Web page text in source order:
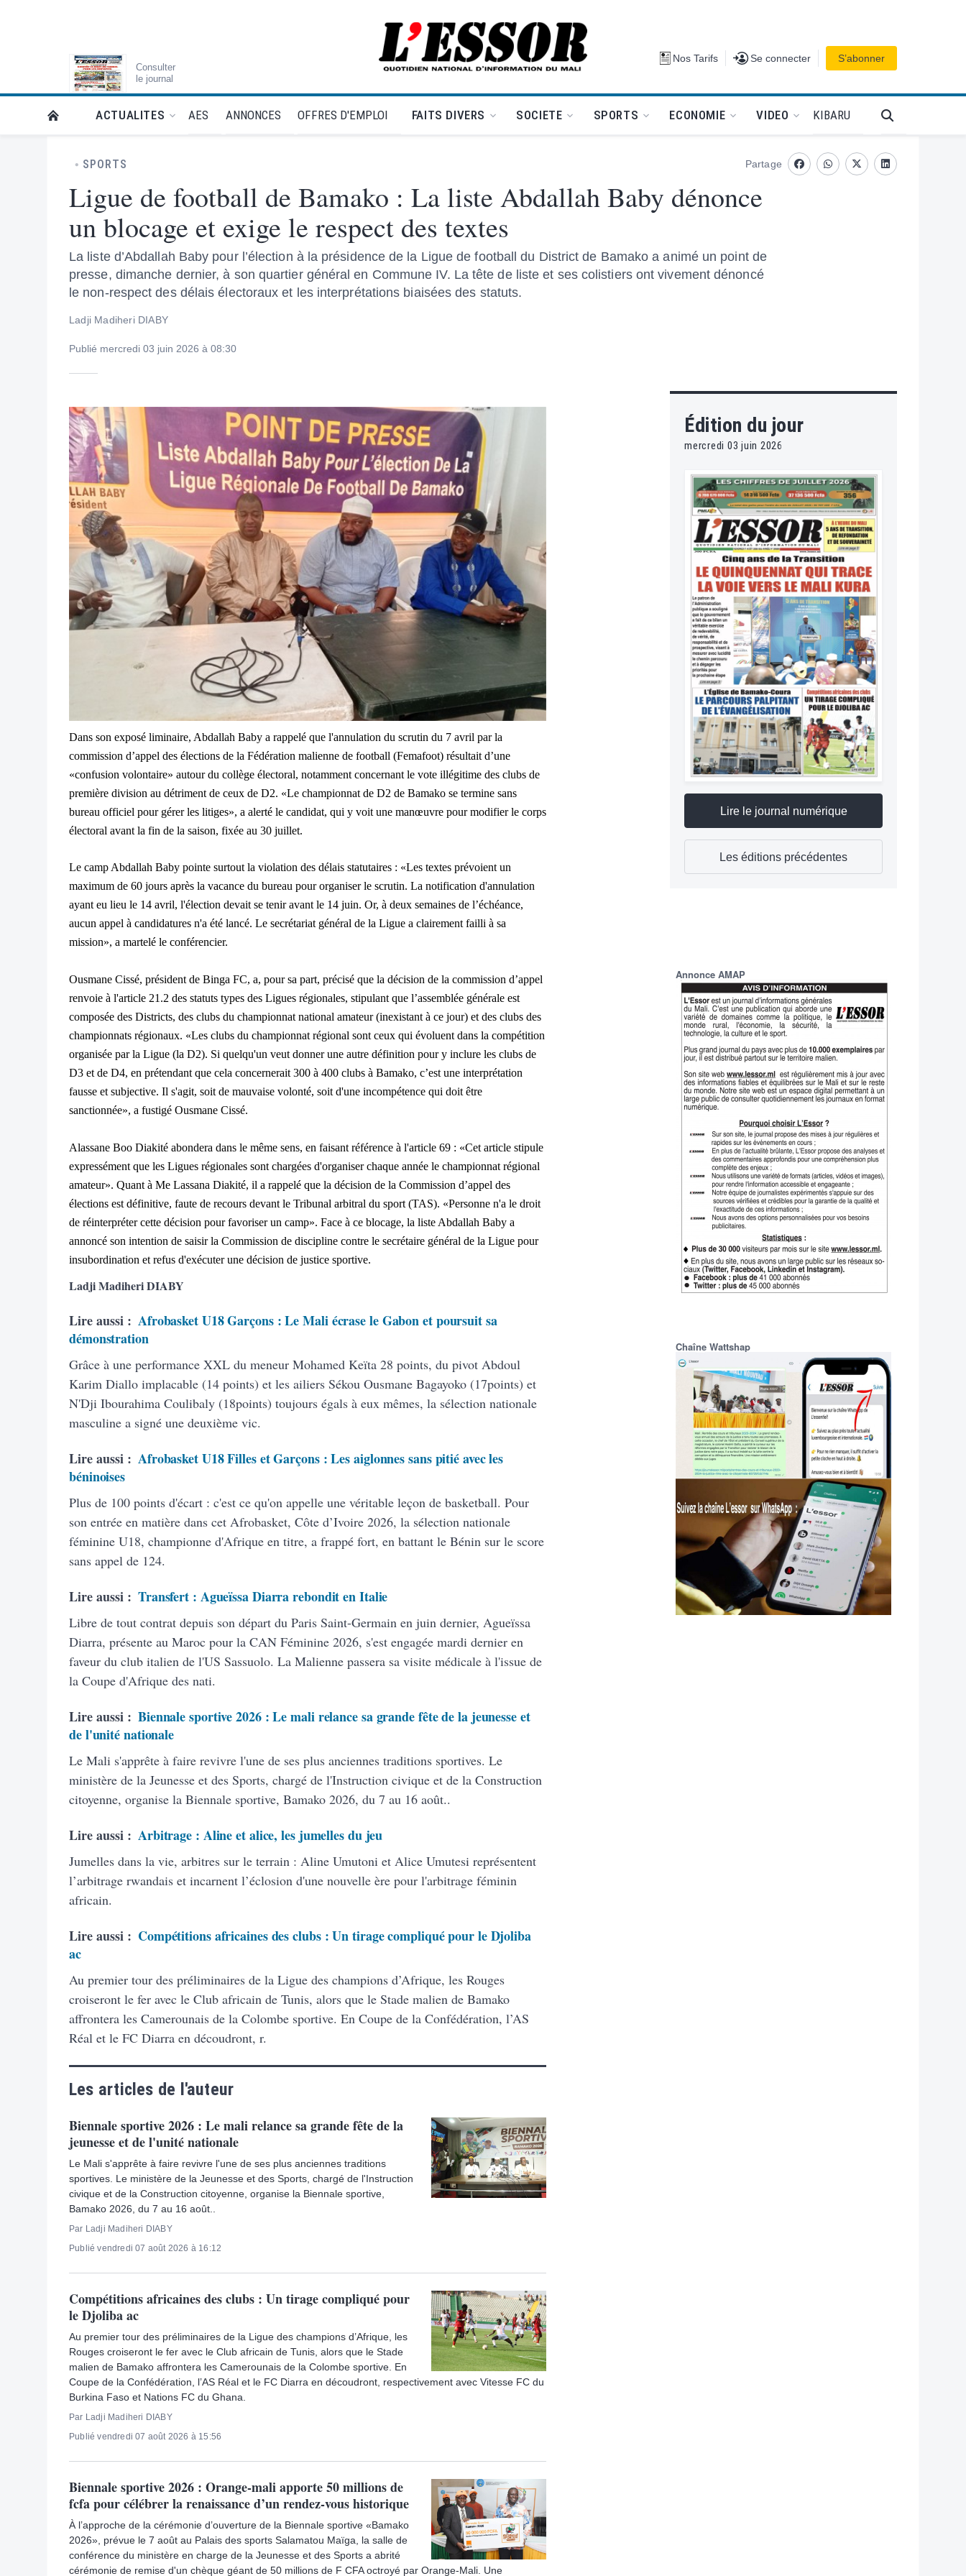
Consulter
le journal
L'Essor - retour à la une Nos Tarifs Se connecter
Se connecter S’abonner
RETOUR À LA PAGE D’ACCUEIL DE L'ESSOR
ACTUALITES AES ANNONCES OFFRES D'EMPLOI FAITS DIVERS SOCIETE SPORTS ECONOMIE VIDEO KIBARU
SPORTS
Ligue de football de Bamako : La liste Abdallah Baby dénonce
un blocage et exige le respect des textes
La liste d’Abdallah Baby pour l’élection à la présidence de la Ligue de football du District de Bamako a animé un point de
presse, dimanche dernier, à son quartier général en Commune IV. La tête de liste et ses colistiers ont vivement dénoncé
le non-respect des délais électoraux et les interprétations biaisées des statuts.
Ladji Madiheri DIABY
Publié mercredi 03 juin 2026 à 08:30
Partage
FacebookwhatsappTwitterLinkedin
Dans son exposé liminaire, Abdallah Baby a rappelé que l'annulation du scrutin du 7 avril par la
commission d’appel des élections de la Fédération malienne de football (Femafoot) résultait d’une
«confusion volontaire» autour du collège électoral, notamment concernant le vote illégitime des clubs de
première division au détriment de ceux de D2. «Le championnat de D2 de Bamako se termine sans
bureau officiel pour gérer les litiges», a alerté le candidat, qui y voit une manœuvre pour modifier le corps
électoral avant la fin de la saison, fixée au 30 juillet.
Le camp Abdallah Baby pointe surtout la violation des délais statutaires : «Les textes prévoient un
maximum de 60 jours après la vacance du bureau pour organiser le scrutin. La notification d'annulation
ayant eu lieu le 14 avril, l'élection devait se tenir avant le 14 juin. Or, à deux semaines de l’échéance,
aucun appel à candidatures n'a été lancé. Le secrétariat général de la Ligue a clairement failli à sa
mission», a martelé le conférencier.
Ousmane Cissé, président de Binga FC, a, pour sa part, précisé que la décision de la commission d’appel
renvoie à l'article 21.2 des statuts types des Ligues régionales, stipulant que l’assemblée générale est
composée des Districts, des clubs du championnat national amateur (inexistant à ce jour) et des clubs des
championnats régionaux. «Les clubs du championnat régional sont ceux qui évoluent dans la compétition
organisée par la Ligue (la D2). Si quelqu'un veut donner une autre définition pour y inclure les clubs de
D3 et de D4, en prétendant que cela concernerait 300 à 400 clubs à Bamako, c’est une interprétation
fausse et subjective. Il s'agit, soit de mauvaise volonté, soit d'une incompétence qui doit être
sanctionnée», a fustigé Ousmane Cissé.
Alassane Boo Diakité abondera dans le même sens, en faisant référence à l'article 69 : «Cet article stipule
expressément que les Ligues régionales sont chargées d'organiser chaque année le championnat régional
amateur». Quant à Me Lassana Diakité, il a rappelé que la décision de la Commission d’appel des
élections est définitive, faute de recours devant le Tribunal arbitral du sport (TAS). «Personne n'a le droit
de réinterpréter cette décision pour favoriser un camp». Face à ce blocage, la liste Abdallah Baby a
annoncé son intention de saisir la Commission de discipline contre le secrétaire général de la Ligue pour
insubordination et refus d'exécuter une décision de justice sportive.
Ladji Madiheri DIABY
Lire aussi : Afrobasket U18 Garçons : Le Mali écrase le Gabon et poursuit sa
démonstration
Grâce à une performance XXL du meneur Mohamed Keïta 28 points, du pivot Abdoul
Karim Diallo implacable (14 points) et les ailiers Sékou Ousmane Bagayoko (17points) et
N'Dji Ibourahima Coulibaly (18points) toujours égals à eux mêmes, la sélection nationale
masculine a signé une deuxième vic.
Lire aussi : Afrobasket U18 Filles et Garçons : Les aiglonnes sans pitié avec les
béninoises
Plus de 100 points d'écart : c'est ce qu'on appelle une véritable leçon de basketball. Pour
son entrée en matière dans cet Afrobasket, Côte d’Ivoire 2026, la sélection nationale
féminine U18, championne d'Afrique en titre, a frappé fort, en battant le Bénin sur le score
sans appel de 124.
Lire aussi : Transfert : Agueïssa Diarra rebondit en Italie
Libre de tout contrat depuis son départ du Paris Saint-Germain en juin dernier, Agueïssa
Diarra, présente au Maroc pour la CAN Féminine 2026, s'est engagée mardi dernier en
faveur du club italien de l'US Sassuolo. La Malienne passera sa visite médicale à l'issue de
la Coupe d'Afrique des nati.
Lire aussi : Biennale sportive 2026 : Le mali relance sa grande fête de la jeunesse et
de l'unité nationale
Le Mali s'apprête à faire revivre l'une de ses plus anciennes traditions sportives. Le
ministère de la Jeunesse et des Sports, chargé de l'Instruction civique et de la Construction
citoyenne, organise la Biennale sportive, Bamako 2026, du 7 au 16 août..
Lire aussi : Arbitrage : Aline et alice, les jumelles du jeu
Jumelles dans la vie, arbitres sur le terrain : Aline Umutoni et Alice Umutesi représentent
l’arbitrage rwandais et incarnent l’éclosion d'une nouvelle ère pour l'arbitrage féminin
africain.
Lire aussi : Compétitions africaines des clubs : Un tirage compliqué pour le Djoliba
ac
Au premier tour des préliminaires de la Ligue des champions d’Afrique, les Rouges
croiseront le fer avec le Club africain de Tunis, alors que le Stade malien de Bamako
affrontera les Camerounais de la Colombe sportive. En Coupe de la Confédération, l’AS
Réal et le FC Diarra en découdront, r.
Les articles de l'auteur
Biennale sportive 2026 : Le mali relance sa grande fête de la
jeunesse et de l'unité nationale
Le Mali s'apprête à faire revivre l'une de ses plus anciennes traditions
sportives. Le ministère de la Jeunesse et des Sports, chargé de l'Instruction
civique et de la Construction citoyenne, organise la Biennale sportive,
Bamako 2026, du 7 au 16 août..
Par Ladji Madiheri DIABY
Publié vendredi 07 août 2026 à 16:12
Compétitions africaines des clubs : Un tirage compliqué pour
le Djoliba ac
Au premier tour des préliminaires de la Ligue des champions d’Afrique, les
Rouges croiseront le fer avec le Club africain de Tunis, alors que le Stade
malien de Bamako affrontera les Camerounais de la Colombe sportive. En
Coupe de la Confédération, l’AS Réal et le FC Diarra en découdront, respectivement avec Vitesse FC du
Burkina Faso et Nations FC du Ghana.
Par Ladji Madiheri DIABY
Publié vendredi 07 août 2026 à 15:56
Biennale sportive 2026 : Orange-mali apporte 50 millions de
fcfa pour célébrer la renaissance d’un rendez-vous historique
À l’approche de la cérémonie d’ouverture de la Biennale sportive «Bamako
2026», prévue le 7 août au Palais des sports Salamatou Maïga, la salle de
conférence du ministère en charge de la Jeunesse et des Sports a abrité
cérémonie de remise d'un chèque géant de 50 millions de F CFA octroyé par Orange-Mali. Une
Édition du jour
mercredi 03 juin 2026
Lire le journal numérique
Les éditions précédentes
Annonce AMAP
Chaîne Wattshap